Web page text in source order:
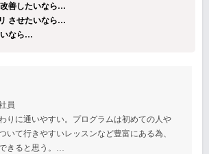
善したいなら…
させたいなら…
いなら…
員
りに通いやすい。プログラムは初めての人や
いて行きやすいレッスンなど豊富にある為、
きると思う。…